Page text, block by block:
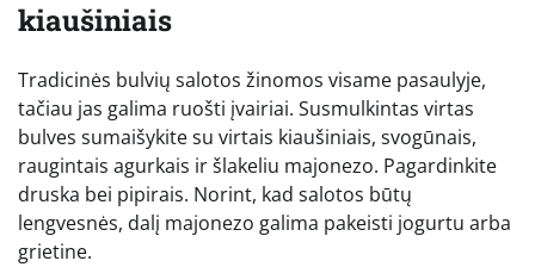
kiaušiniais
Tradicinės bulvių salotos žinomos visame pasaulyje,
tačiau jas galima ruošti įvairiai. Susmulkintas virtas
bulves sumaišykite su virtais kiaušiniais, svogūnais,
raugintais agurkais ir šlakeliu majonezo. Pagardinkite
druska bei pipirais. Norint, kad salotos būtų
lengvesnės, dalį majonezo galima pakeisti jogurtu arba
grietine.